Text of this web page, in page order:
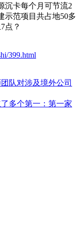
沉卡每个月可节流2
示范项目共占地50多
点？
399.html
队对涉及境外公司
多个第一：第一家